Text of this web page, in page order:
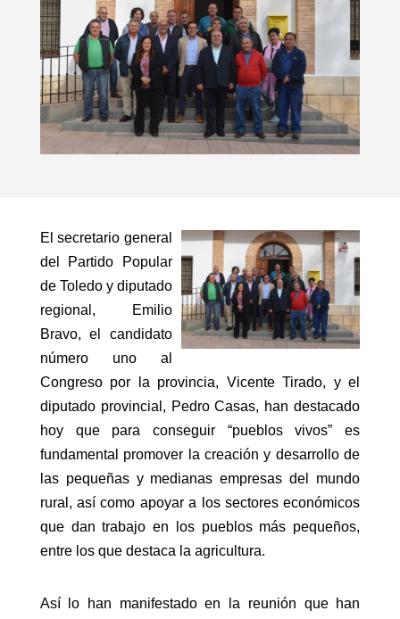
El secretario general
del Partido Popular
de Toledo y diputado
regional, Emilio
Bravo, el candidato
número uno al
Congreso por la provincia, Vicente Tirado, y el
diputado provincial, Pedro Casas, han destacado
hoy que para conseguir “pueblos vivos” es
fundamental promover la creación y desarrollo de
las pequeñas y medianas empresas del mundo
rural, así como apoyar a los sectores económicos
que dan trabajo en los pueblos más pequeños,
entre los que destaca la agricultura.
Así lo han manifestado en la reunión que han